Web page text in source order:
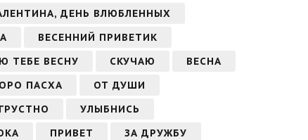
ДЕНЬ ВЛЮБЛЕННЫХ
ВЕСЕННИЙ ПРИВЕТИК
ТЕБЕ ВЕСНУ СКУЧАЮ
ВЕСНА
ПАСХА
ОТ ДУШИ
ГРУСТНО
УЛЫБНИСЬ
ПРИВЕТ
ЗА ДРУЖБУ